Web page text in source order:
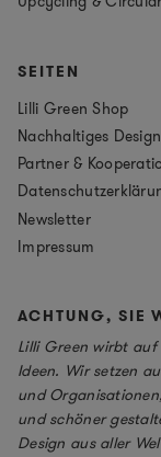
SEITEN
Lilli Green Shop
Nachhaltiges Design
Partner &
Newsletter
Impressum
ACHTUNG, SIE
Lilli Green wirbt
Ideen. Wir setzen
und
und schöner
Design aus aller